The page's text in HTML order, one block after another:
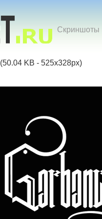
Скриншоты
(50.04 KB - 525x328px)